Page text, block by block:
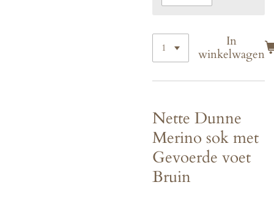
In
winkelwagen
Nette Dunne
Merino sok met
Gevoerde voet
Bruin